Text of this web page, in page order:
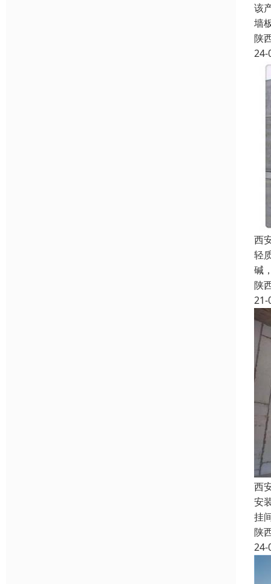
该
墙
陕
24-
西
轻
碱
陕
21-
西
安
挂
陕
24-